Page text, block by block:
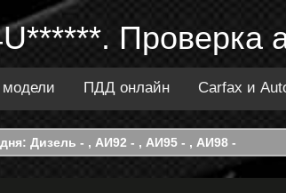
Проверка
модели ПДД онлайн Carfax и
Дизель - , АИ92 - , АИ95 - , АИ98 -